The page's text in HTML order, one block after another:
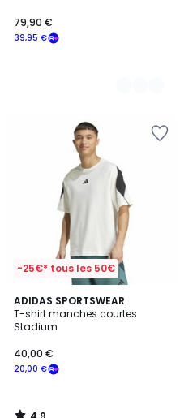
39,95 €
79,90 €
-25€* tous les 50€
ADIDAS SPORTSWEAR
T-shirt manches courtes
Stadium
20,00 €
40,00 €
4,9
/ 5